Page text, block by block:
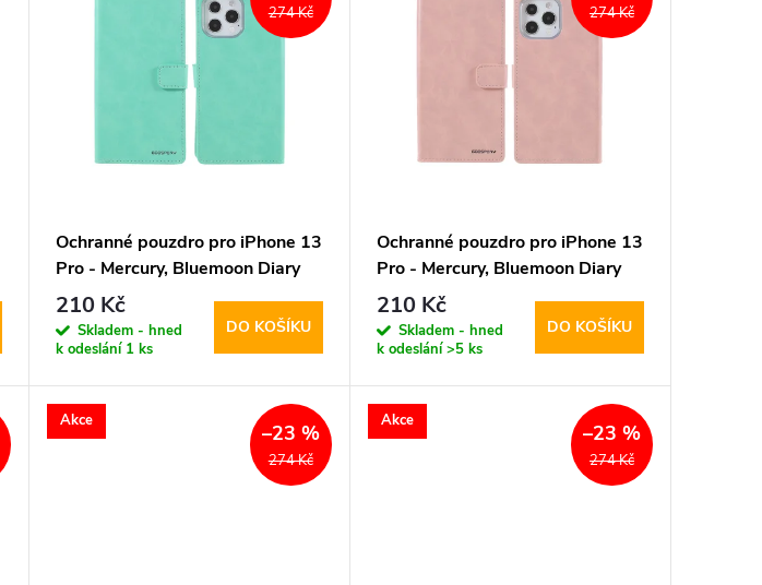
274 Kč
Ochranné pouzdro pro iPhone 13
Pro - Mercury, Bluemoon Diary
Mint
210 Kč
Skladem - hned
k odeslání 1 ks
DO KOŠÍKU
274 Kč
Ochranné pouzdro pro iPhone 13
Pro - Mercury, Bluemoon Diary
Rose
210 Kč
Skladem - hned
k odeslání>5 ks
DO KOŠÍKU
Akce
274 Kč
–23 % Akce
274 Kč
–23 %